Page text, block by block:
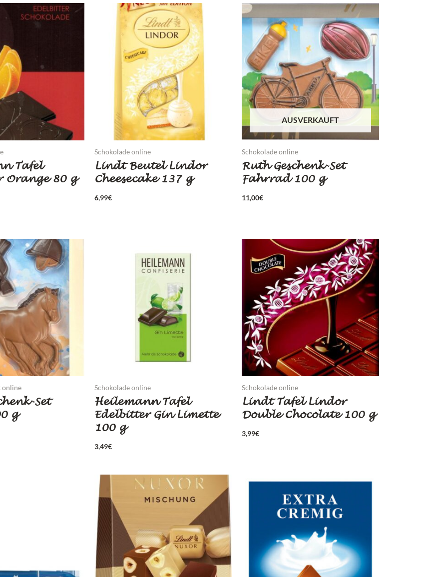
Tafel
Orange 80 g
Schokolade online
Lindt Beutel Lindor
Cheesecake 137 g
6,99€
AUSVERKAUFT
Schokolade online
Ruth Geschenk-Set
Fahrrad 100 g
11,00€
online
Set
g
Schokolade online
Heilemann Tafel
Edelbitter Gin Limette
100 g
3,49€
Schokolade online
Lindt Tafel Lindor
Double Chocolate 100 g
3,99€